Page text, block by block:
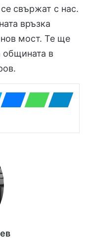
свържат с нас.
връзка
мост. Те ще
общината в